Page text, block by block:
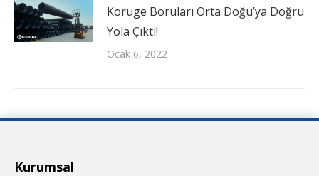
Koruge Boruları Orta Doğu’ya Doğru
Yola Çıktı!
Ocak 6, 2022
Kurumsal